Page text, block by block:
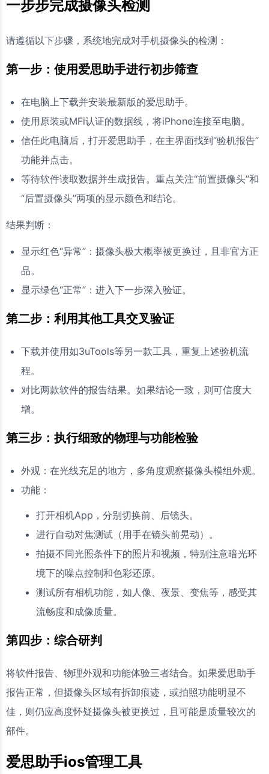
一步步完成摄像头检测
请遵循以下步骤，系统地完成对手机摄像头的检测：
第一步：使用爱思助手进行初步筛查
在电脑上下载并安装最新版的爱思助手。
使用原装或MFi认证的数据线，将iPhone连接至电脑。
信任此电脑后，打开爱思助手，在主界面找到“验机报告”
功能并点击。
等待软件读取数据并生成报告。重点关注“前置摄像头”和
“后置摄像头”两项的显示颜色和结论。
结果判断：
显示红色“异常”：摄像头极大概率被更换过，且非官方正
品。
显示绿色“正常”：进入下一步深入验证。
第二步：利用其他工具交叉验证
下载并使用如3uTools等另一款工具，重复上述验机流
程。
对比两款软件的报告结果。如果结论一致，则可信度大
增。
第三步：执行细致的物理与功能检验
外观：在光线充足的地方，多角度观察摄像头模组外观。
功能：
打开相机App，分别切换前、后镜头。
进行自动对焦测试（用手在镜头前晃动）。
拍摄不同光照条件下的照片和视频，特别注意暗光环
境下的噪点控制和色彩还原。
测试所有相机功能，如人像、夜景、变焦等，感受其
流畅度和成像质量。
第四步：综合研判
将软件报告、物理外观和功能体验三者结合。如果爱思助手
报告正常，但摄像头区域有拆卸痕迹，或拍照功能明显不
佳，则仍应高度怀疑摄像头被更换过，且可能是质量较次的
部件。
爱思助手ios管理工具